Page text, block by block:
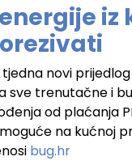
iz
novi
sve trenutačne i
od plaćanja
na kućnoj
bug.hr